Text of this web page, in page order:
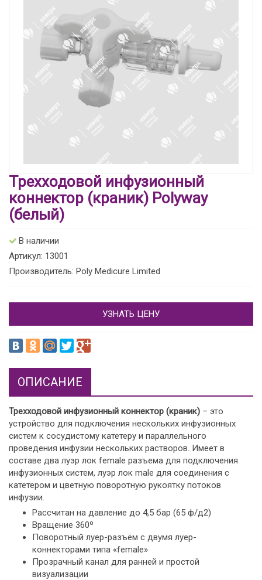
Трехходовой инфузионный
коннектор (краник) Polyway
(белый)
В наличии
Артикул: 13001
Производитель: Poly Medicure Limited
УЗНАТЬ ЦЕНУ
ОПИСАНИЕ
Трехходовой инфузионный коннектор (краник) – это
устройство для подключения нескольких инфузионных
систем к сосудистому катетеру и параллельного
проведения инфузии нескольких растворов. Имеет в
составе два луэр лок female разъема для подключения
инфузионных систем, луэр лок male для соединения с
катетером и цветную поворотную рукоятку потоков
инфузии.
Рассчитан на давление до 4,5 бар (65 ф/д2)
Вращение 360º
Поворотный луер-разъём с двумя луер-
коннекторами типа «female»
Прозрачный канал для ранней и простой
визуализации